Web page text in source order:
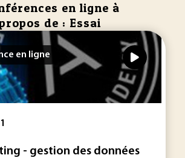
en ligne à
de : Essai
en ligne
- gestion des données